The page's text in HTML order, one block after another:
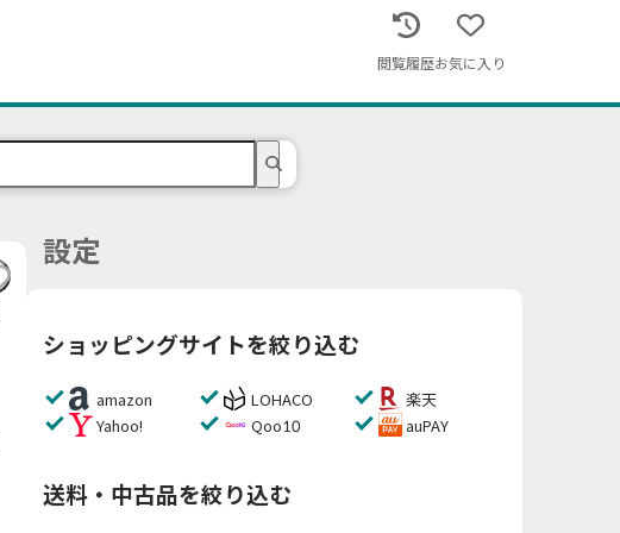
閲覧履歴お気に入り
設定
ショッピングサイトを絞り込む
amazon LOHACO
楽天
Yahoo!
Qoo10 auPAY
送料・中古品を絞り込む